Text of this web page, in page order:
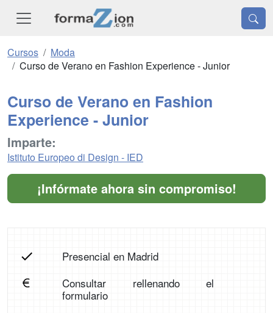
Cursos
Moda
Curso de Verano en Fashion Experience - Junior
Curso de Verano en Fashion
Experience - Junior
Imparte:
Istituto Europeo di Design - IED
¡Infórmate ahora sin compromiso!
Presencial en Madrid
Consultar rellenando el
formulario